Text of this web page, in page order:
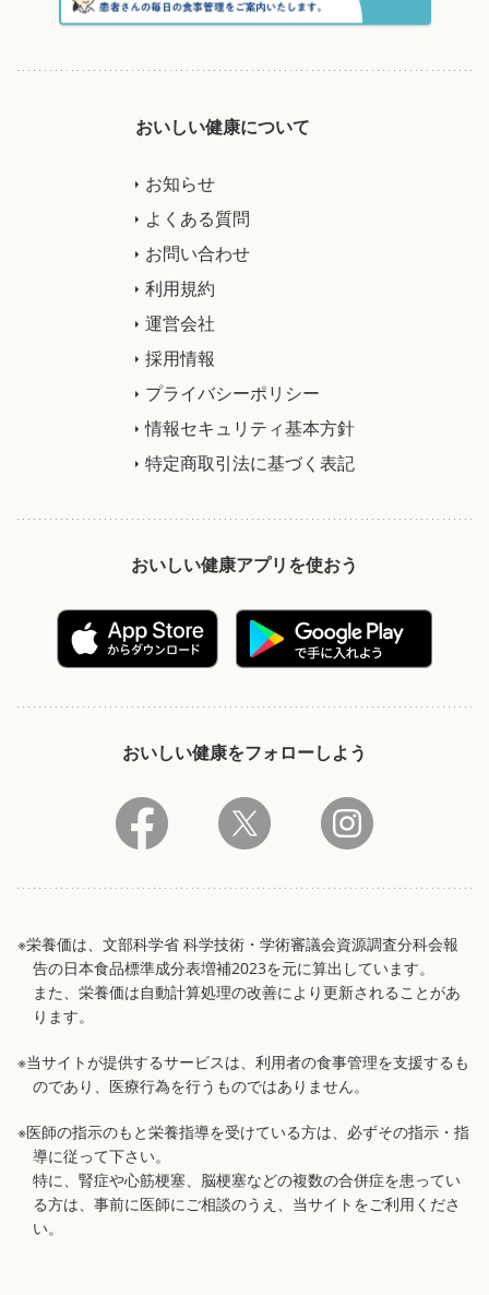
おいしい健康について
お知らせ
よくある質問
お問い合わせ
利用規約
運営会社
採用情報
プライバシーポリシー
情報セキュリティ基本方針
特定商取引法に基づく表記
おいしい健康アプリを使おう
おいしい健康をフォローしよう
※栄養価は、文部科学省 科学技術・学術審議会資源調査分科会報
告の日本食品標準成分表増補2023を元に算出しています。
また、栄養価は自動計算処理の改善により更新されることがあ
ります。
※当サイトが提供するサービスは、利用者の食事管理を支援するも
のであり、医療行為を行うものではありません。
※医師の指示のもと栄養指導を受けている方は、必ずその指示・指
導に従って下さい。
特に、腎症や心筋梗塞、脳梗塞などの複数の合併症を患ってい
る方は、事前に医師にご相談のうえ、当サイトをご利用くださ
い。